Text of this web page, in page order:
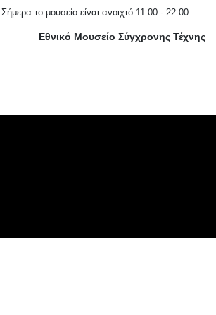
Σήμερα το μουσείο είναι ανοιχτό 11:00 - 22:00
Εθνικό Μουσείο Σύγχρονης Τέχνης